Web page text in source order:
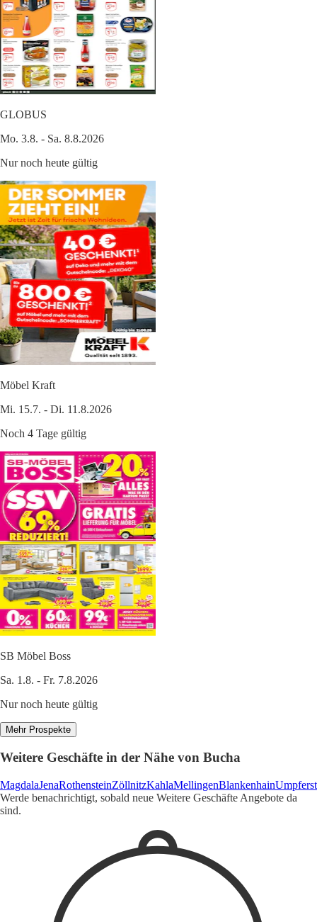
GLOBUS
Mo. 3.8. - Sa. 8.8.2026
Nur noch heute gültig
Möbel Kraft
Mi. 15.7. - Di. 11.8.2026
Noch 4 Tage gültig
SB Möbel Boss
Sa. 1.8. - Fr. 7.8.2026
Nur noch heute gültig
Mehr Prospekte
Weitere Geschäfte in der Nähe von Bucha
MagdalaJenaRothensteinZöllnitzKahlaMellingenBlankenhain
Werde benachrichtigt, sobald neue Weitere Geschäfte Angebote da
sind.